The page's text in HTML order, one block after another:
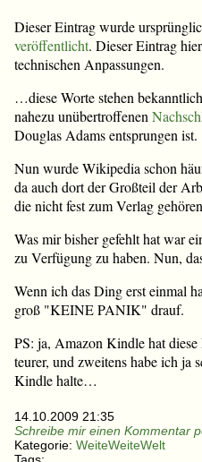
Dieser Eintrag wurde
veröffentlicht. Dieser Eintrag
technischen Anpassungen.
…diese Worte stehen
nahezu unübertroffenen
Douglas Adams entsprungen ist.
Nun wurde Wikipedia schon
da auch dort der Großteil der
die nicht fest zum Verlag
Was mir bisher gefehlt hat war
zu Verfügung zu haben. Nun,
Wenn ich das Ding erst einmal
groß "KEINE PANIK" drauf.
PS: ja, Amazon Kindle hat
teurer, und zweitens habe ich ja
Kindle halte…
14.10.2009 21:35
Schreibe mir einen Kommentar
Kategorie: WeiteWeiteWelt